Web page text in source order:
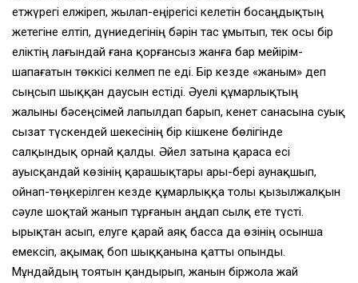
етжүрегi елжiреп, жылап-еңiрегiсi келетiн босаңдықтың
жетегiне елтiп, дүниедегiнiң бәрiн тас ұмытып, тек осы бiр
елiктiң лағындай ғана қорғансыз жанға бар мейiрiм-
шапағатын төккiсi келмеп пе едi. Бiр кезде «жаным» деп
сыңсып шыққан даусын естiдi. Әуелi құмарлықтың
жалыны бәсеңсiмей лапылдап барып, кенет санасына суық
сызат түскендей шекесiнiң бiр кiшкене бөлiгiнде
салқындық орнай қалды. Әйел затына қараса есi
ауысқандай көзiнiң қарашықтары ары-берi аунақшып,
ойнап-төңкерiлген кезде құмарлыққа толы қызылжалқын
сәуле шоқтай жанып тұрғанын аңдап сылқ ете түстi.
Қырықтан асып, елуге қарай аяқ басса да өзiнiң осынша
емексiп, ақымақ боп шыққанына қатты опынды.
Мұндайдың тоятын қандырып, жанын бiржола жай